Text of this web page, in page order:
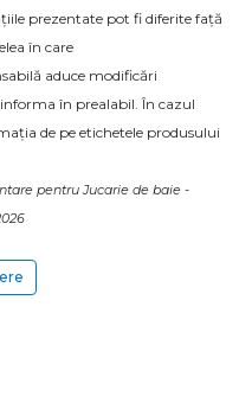
prezentate pot fi diferite față
în care
aduce modificări
în prealabil. În cazul
de pe etichetele produsului
pentru Jucarie de baie -